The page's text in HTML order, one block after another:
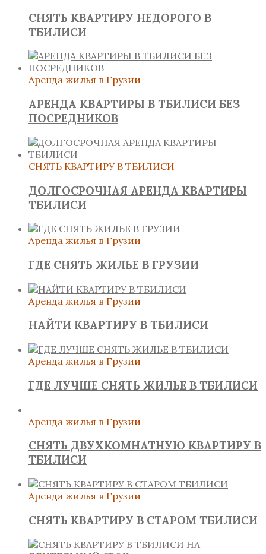
СНЯТЬ КВАРТИРУ НЕДОРОГО В
ТБИЛИСИ
Аренда жилья в Грузии
АРЕНДА КВАРТИРЫ В ТБИЛИСИ БЕЗ
ПОСРЕДНИКОВ
СНЯТЬ КВАРТИРУ В ТБИЛИСИ
ДОЛГОСРОЧНАЯ АРЕНДА КВАРТИРЫ
ТБИЛИСИ
Аренда жилья в Грузии
ГДЕ СНЯТЬ ЖИЛЬЕ В ГРУЗИИ
Аренда жилья в Грузии
НАЙТИ КВАРТИРУ В ТБИЛИСИ
Аренда жилья в Грузии
ГДЕ ЛУЧШЕ СНЯТЬ ЖИЛЬЕ В ТБИЛИСИ
Аренда жилья в Грузии
СНЯТЬ ДВУХКОМНАТНУЮ КВАРТИРУ В
ТБИЛИСИ
Аренда жилья в Грузии
СНЯТЬ КВАРТИРУ В СТАРОМ ТБИЛИСИ